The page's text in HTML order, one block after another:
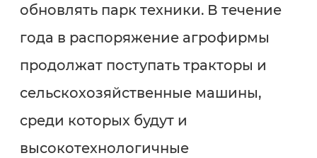
обновлять парк техники. В течение
года в распоряжение агрофирмы
продолжат поступать тракторы и
сельскохозяйственные машины,
среди которых будут и
высокотехнологичные